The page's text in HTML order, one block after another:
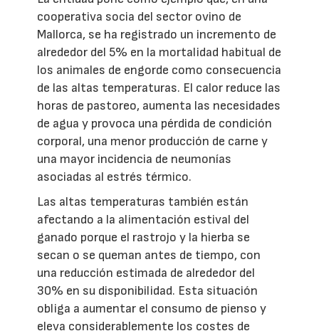
cooperativa socia del sector ovino de
Mallorca, se ha registrado un incremento de
alrededor del 5% en la mortalidad habitual de
los animales de engorde como consecuencia
de las altas temperaturas. El calor reduce las
horas de pastoreo, aumenta las necesidades
de agua y provoca una pérdida de condición
corporal, una menor producción de carne y
una mayor incidencia de neumonías
asociadas al estrés térmico.
Las altas temperaturas también están
afectando a la alimentación estival del
ganado porque el rastrojo y la hierba se
secan o se queman antes de tiempo, con
una reducción estimada de alrededor del
30% en su disponibilidad. Esta situación
obliga a aumentar el consumo de pienso y
eleva considerablemente los costes de